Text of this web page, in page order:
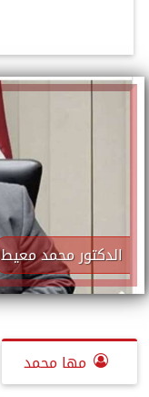
الدكتور محمد معيط
مها محمد